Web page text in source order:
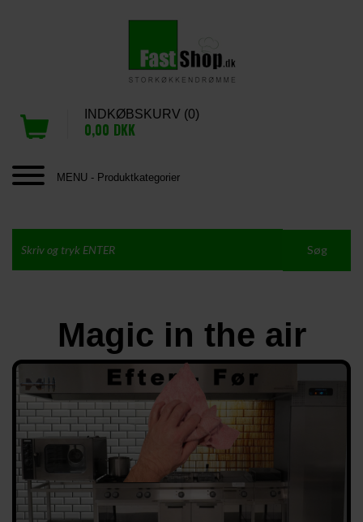
INDKØBSKURV (0)
0,00 DKK
MENU - Produktkategorier
Magic in the air